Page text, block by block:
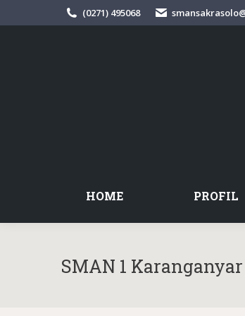
(0271) 495068
HOME PROFIL
SMAN 1